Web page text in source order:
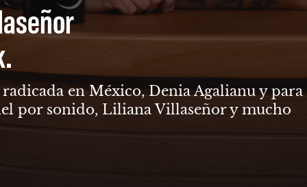
en México, Denia Agalianu y para
por sonido, Liliana Villaseñor y mucho